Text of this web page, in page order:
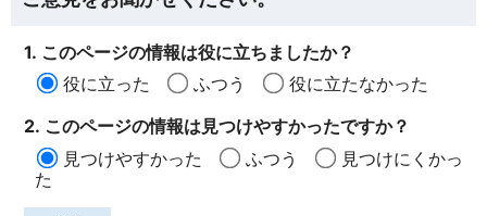
1. このページの情報は役に立ちましたか？
役に立った
ふつう
役に立たなかった
2. このページの情報は見つけやすかったですか？
見つけやすかった
ふつう
見つけにくかっ
た